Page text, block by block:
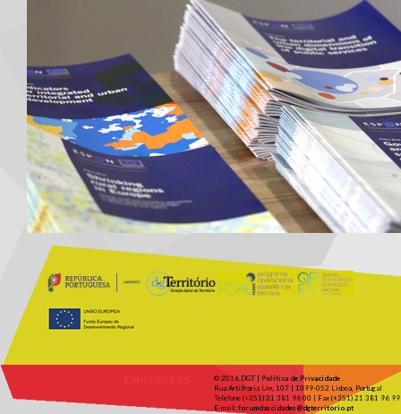
© 2016 DGT | Política de Privacidade
Rua Artilharia Um, 107 | 1099-052 Lisboa, Portugal
Telefone (+351) 21 381 96 00 | Fax (+351) 21 381 96 99
E-mail: forumdascidades@dgterritorio.pt